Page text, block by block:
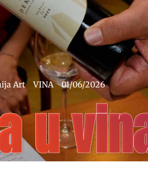
Art VINA 01/06/2026
u